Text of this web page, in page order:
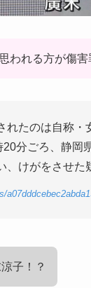
われる方が傷
れたのは自称
分ごろ、静岡
、けがをさせた
子！？